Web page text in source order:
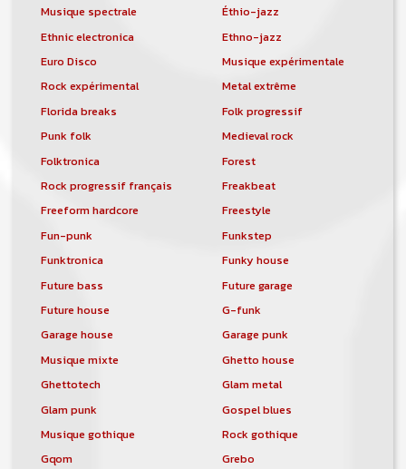
Musique spectrale
Éthio-jazz
Ethnic electronica
Ethno-jazz
Euro Disco
Musique expérimentale
Rock expérimental
Metal extrême
Florida breaks
Folk progressif
Punk folk
Medieval rock
Folktronica
Forest
Rock progressif français
Freakbeat
Freeform hardcore
Freestyle
Fun-punk
Funkstep
Funktronica
Funky house
Future bass
Future garage
Future house
G-funk
Garage house
Garage punk
Musique mixte
Ghetto house
Ghettotech
Glam metal
Glam punk
Gospel blues
Musique gothique
Rock gothique
Gqom
Grebo